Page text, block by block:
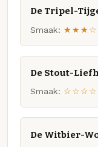
De Tripel-
Smaak:
De Stout-
Smaak:
De Witbier-